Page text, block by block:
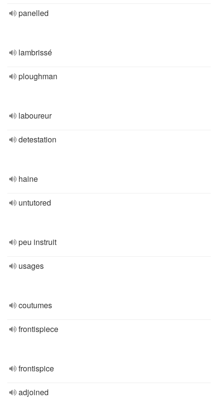
panelled
lambrissé
ploughman
laboureur
detestation
haine
untutored
peu instruit
usages
coutumes
frontispiece
frontispice
adjoined